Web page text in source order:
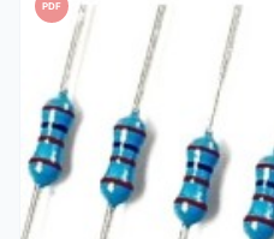
PDF